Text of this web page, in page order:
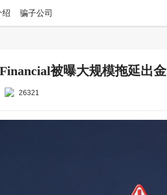
绍 骗子公司
被曝大规模拖延出金
26321